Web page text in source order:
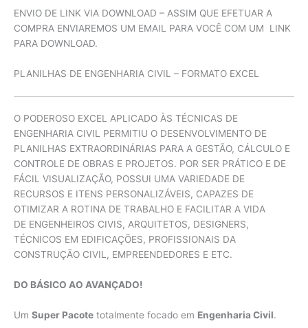
ENVIO DE LINK VIA DOWNLOAD – ASSIM QUE EFETUAR A
COMPRA ENVIAREMOS UM EMAIL PARA VOCÊ COM UM LINK
PARA DOWNLOAD.
PLANILHAS DE ENGENHARIA CIVIL – FORMATO EXCEL
O PODEROSO EXCEL APLICADO ÀS TÉCNICAS DE
ENGENHARIA CIVIL PERMITIU O DESENVOLVIMENTO DE
PLANILHAS EXTRAORDINÁRIAS PARA A GESTÃO, CÁLCULO E
CONTROLE DE OBRAS E PROJETOS. POR SER PRÁTICO E DE
FÁCIL VISUALIZAÇÃO, POSSUI UMA VARIEDADE DE
RECURSOS E ITENS PERSONALIZÁVEIS, CAPAZES DE
OTIMIZAR A ROTINA DE TRABALHO E FACILITAR A VIDA
DE ENGENHEIROS CIVIS, ARQUITETOS, DESIGNERS,
TÉCNICOS EM EDIFICAÇÕES, PROFISSIONAIS DA
CONSTRUÇÃO CIVIL, EMPREENDEDORES E ETC.
DO BÁSICO AO AVANÇADO!
Um Super Pacote totalmente focado em Engenharia Civil.